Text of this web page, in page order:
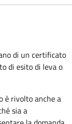
di un certificato
di esito di leva o
è rivolto anche a
sia a